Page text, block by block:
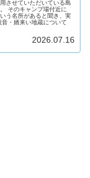
させていただいている島
そのキャンプ場付近に
う名所があると聞き、実
・婿来い地蔵について
2026.07.16